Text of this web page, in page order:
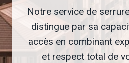
Notre service de
distingue par sa
accès en combinant
et respect total de